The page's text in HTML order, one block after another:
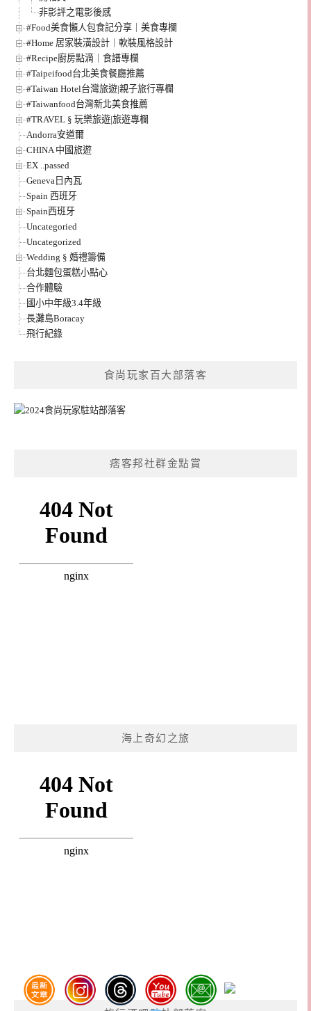
非影評之電影後感
#Food美食懶人包食記分享｜美食專欄
#Home 居家裝潢設計｜軟裝風格設計
#Recipe廚房點滴｜食譜專欄
#Taipeifood台北美食餐廳推薦
#Taiwan Hotel台灣旅遊|親子旅行專欄
#Taiwanfood台灣新北美食推薦
#TRAVEL § 玩樂旅遊|旅遊專欄
Andorra安道爾
CHINA 中國旅遊
EX ..passed
Geneva日內瓦
Spain 西班牙
Spain西班牙
Uncategoried
Uncategorized
Wedding § 婚禮籌備
台北麵包蛋糕小點心
合作體驗
國小中年級3.4年級
長灘島Boracay
飛行紀錄
食尚玩家百大部落客
痞客邦社群金點賞
海上奇幻之旅